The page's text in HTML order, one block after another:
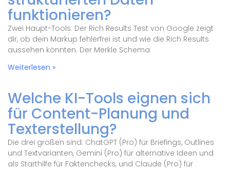
funktionieren?
Zwei Haupt-Tools: Der Rich Results Test von Google zeigt
dir, ob dein Markup fehlerfrei ist und wie die Rich Results
aussehen könnten. Der Merkle Schema
Weiterlesen »
Welche KI-Tools eignen sich
für Content-Planung und
Texterstellung?
Die drei großen sind: ChatGPT (Pro) für Briefings, Outlines
und Textvarianten, Gemini (Pro) für alternative Ideen und
als Starthilfe für Faktenchecks, und Claude (Pro) für